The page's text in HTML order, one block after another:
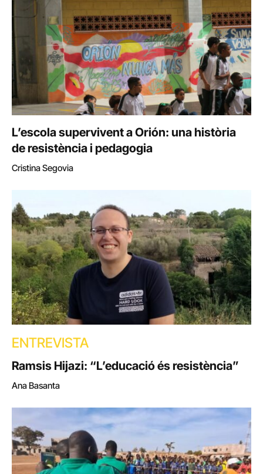
L’escola supervivent a Orión: una història
de resistència i pedagogia
Cristina Segovia
ENTREVISTA
Ramsis Hijazi: “L’educació és resistència”
Ana Basanta